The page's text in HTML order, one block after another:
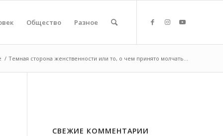
Общество Разное
/ Темная сторона женственности или то, о чем принято молчать...
СВЕЖИЕ КОММЕНТАРИИ